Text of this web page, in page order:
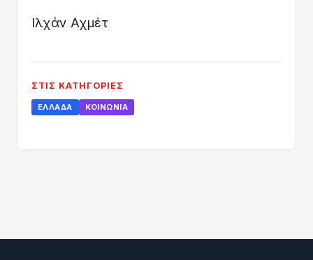
Ιλχάν Αχμέτ
ΣΤΙΣ ΚΑΤΗΓΟΡΊΕΣ
ΕΛΛΆΔΑ ΚΟΙΝΩΝΊΑ